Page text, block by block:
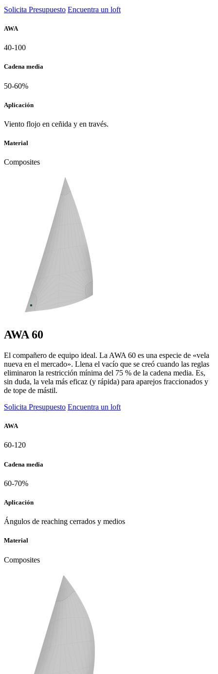
Solicita Presupuesto Encuentra un loft
AWA
40-100
Cadena media
50-60%
Aplicación
Viento flojo en ceñida y en través.
Material
Composites
AWA 60
El compañero de equipo ideal. La AWA 60 es una especie de «vela
nueva en el mercado». Llena el vacío que se creó cuando las reglas
eliminaron la restricción mínima del 75 % de la cadena media. Es,
sin duda, la vela más eficaz (y rápida) para aparejos fraccionados y
de tope de mástil.
Solicita Presupuesto Encuentra un loft
AWA
60-120
Cadena media
60-70%
Aplicación
Ángulos de reaching cerrados y medios
Material
Composites